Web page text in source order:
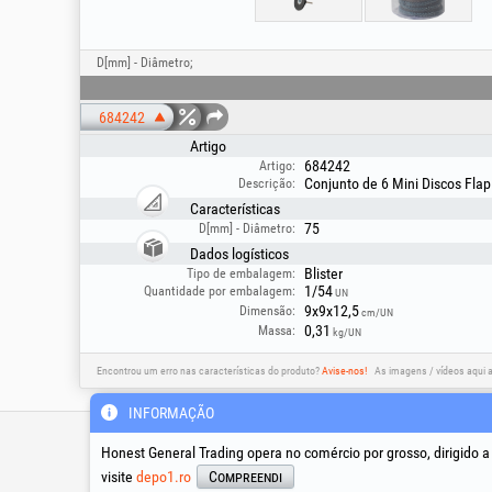
D[mm] - Diâmetro;
684242
Artigo
Artigo: 684242
Descrição:
Conjunto de 6 Mini Discos
Características
D[mm] - Diâmetro:
75
Dados logísticos
Tipo de embalagem: Blister
Quantidade por embalagem: 1/54UN
Dimensão: 9x9x12,5cm/UN
Massa: 0,31 kg/UN
Encontrou um erro nas características do produto?Avise-nos! As imagens / vídeos aqui
Linha de apoio técnico &
assistência
INFORMAÇÃO
Honest General Trading opera no comércio por grosso, dirigido
visite depo1.ro Compreendi